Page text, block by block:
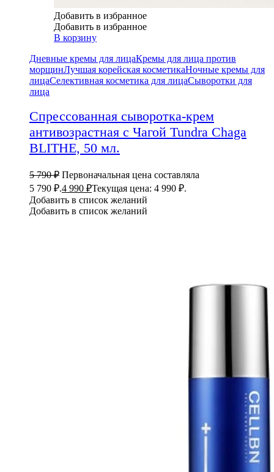
Добавить в избранное
Добавить в избранное
В корзину
Дневные кремы для лицаКремы для лица против
морщинЛучшая корейская косметикаНочные кремы для
лицаСелективная косметика для лицаСыворотки для
лица
Спрессованная сыворотка-крем
антивозрастная с Чагой Tundra Chaga
BLITHE, 50 мл.
5 790₽ Первоначальная цена составляла
5 790 ₽.4 990 ₽Текущая цена: 4 990 ₽.
Добавить в список желаний
Добавить в список желаний